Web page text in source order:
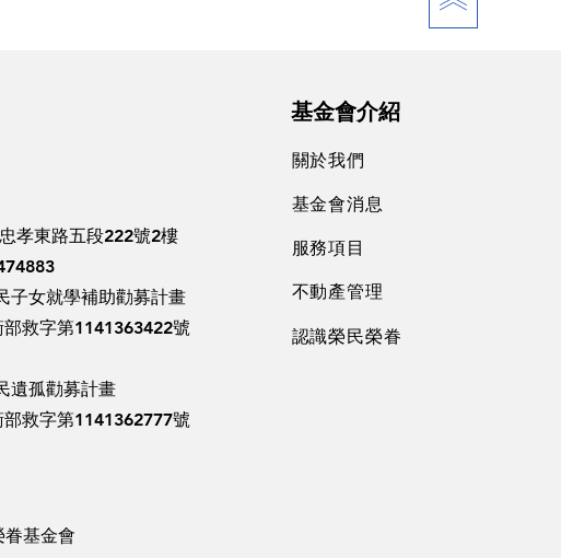
孝東路五段222號2樓
子女就學補助勸募計畫
救字第1141363422號
遺孤勸募計畫
救字第1141362777號
眷基金會
基金會介紹
關於我們
基金會消息
服務項目
不動產管理
認識榮民榮眷